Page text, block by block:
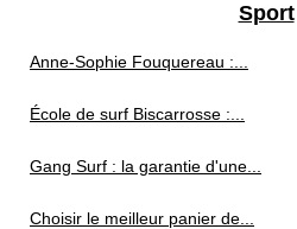
Sport
Anne-Sophie Fouquereau :...
École de surf Biscarrosse :...
Gang Surf : la garantie d'une...
Choisir le meilleur panier de...